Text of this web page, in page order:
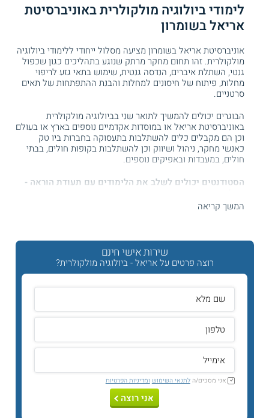
לימודי ביולוגיה מולקולרית באוניברסיטת
אריאל בשומרון
אוניברסיטת אריאל בשומרון מציעה מסלול ייחודי ללימודי ביולוגיה
מולקולרית. זהו תחום מחקר מרתק שנוגע בתהליכים כגון שכפול
גנטי, השתלת איברים, הנדסה גנטית, שימוש בתאי גזע לריפוי
מחלות, פיתוח של חיסונים למחלות והבנת ההתפתחות של תאים
סרטניים.
הבוגרים יכולים להמשיך לתואר שני בביולוגיה מולקולרית
באוניברסיטת אריאל או במוסדות אקדמיים נוספים בארץ או בעולם
וכן הם מקבלים כלים להשתלבות בתעסוקה בחברות ביו טק
כאנשי מחקר, ניהול ושיווק וכן להשתלבות בקופות חולים, בבתי
חולים, במעבדות ובאפיקים נוספים.
הסטודנטים יכולים לשלב את הלימודים עם תעודת הוראה -
תכנית הלימודים
תכניתלימודי ביולוגיה מולקולריתמקנה לסטודנטים ידע נרחב
ומעשי בביולוגיה, תחום זה עוסק בשאלת ההיווצרות של גוף מתא
בודד ובתהליכים ההתפתחותיים שיוצרים הפרעות מולדות מסוגים
שונים. נוסף על כך, הם שמים דגש על שלל מקצועות שרלבנטיים
לעולםהרפואה
גנטי, ביו כימיה,פיזיולוגיהוקורסים מתקדמים בנושא תאי גזע.
במחלקה מוצעים כמה מסלולים:
מדעי המוח:הסטודנטים מקבלים ידע
המשך קריאה
שירות אישי חינם
רוצה פרטים על אריאל - ביולוגיה מולקולרית?
אני מסכים/הלתנאי השימוש ומדיניות הפרטיות
אני רוצה